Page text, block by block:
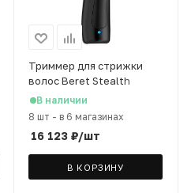
Триммер для стрижки
волос Beret Stealth
В наличии
8 шт - в 6 магазинах
16 123 ₽/шт
В КОРЗИНУ